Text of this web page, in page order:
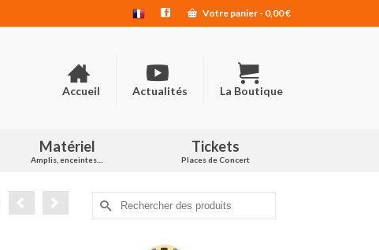
Votre panier - 0,00€
Accueil Actualités La Boutique
Matériel
Amplis, enceintes…
Tickets
Places de Concert
Rechercher :